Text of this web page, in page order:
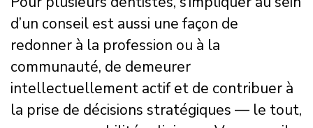
d’un conseil est aussi une façon de
redonner à la profession ou à la
communauté, de demeurer
intellectuellement actif et de contribuer à
la prise de décisions stratégiques — le tout,